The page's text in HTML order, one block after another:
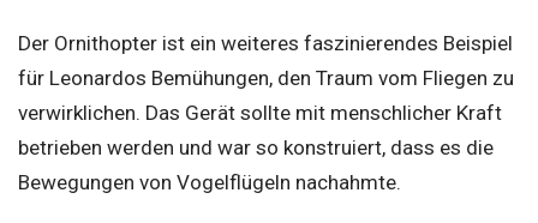
Der Ornithopter ist ein weiteres faszinierendes Beispiel
für Leonardos Bemühungen, den Traum vom Fliegen zu
verwirklichen. Das Gerät sollte mit menschlicher Kraft
betrieben werden und war so konstruiert, dass es die
Bewegungen von Vogelflügeln nachahmte.